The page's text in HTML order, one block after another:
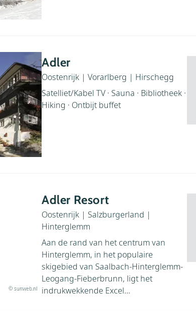
Adler
Oostenrijk | Vorarlberg | Hirschegg
Satelliet/Kabel TV · Sauna · Bibliotheek ·
Hiking · Ontbijt buffet
© sunweb.nl
Adler Resort
Oostenrijk | Salzburgerland |
Hinterglemm
Aan de rand van het centrum van
Hinterglemm, in het populaire
skigebied van Saalbach-Hinterglemm-
Leogang-Fieberbrunn, ligt het
indrukwekkende Excel...